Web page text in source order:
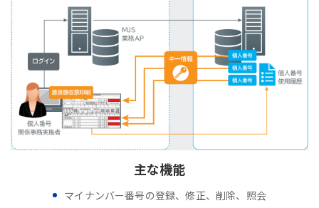
主な機能
マイナンバー番号の登録、修正、削除、照会